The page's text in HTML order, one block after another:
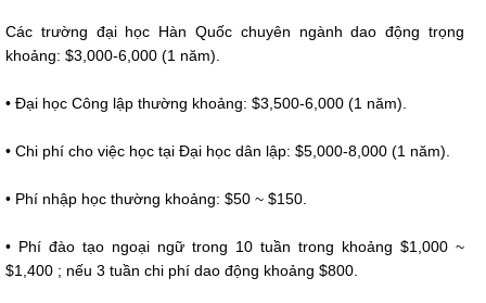
Các trường đại học Hàn Quốc chuyên ngành dao động trọng
khoảng: $3,000-6,000 (1 năm).
• Đại học Công lập thường khoảng: $3,500-6,000 (1 năm).
• Chi phí cho việc học tại Đại học dân lập: $5,000-8,000 (1 năm).
• Phí nhập học thường khoảng: $50 ~ $150.
• Phí đào tạo ngoại ngữ trong 10 tuần trong khoảng $1,000 ~
$1,400 ; nếu 3 tuần chi phí dao động khoảng $800.